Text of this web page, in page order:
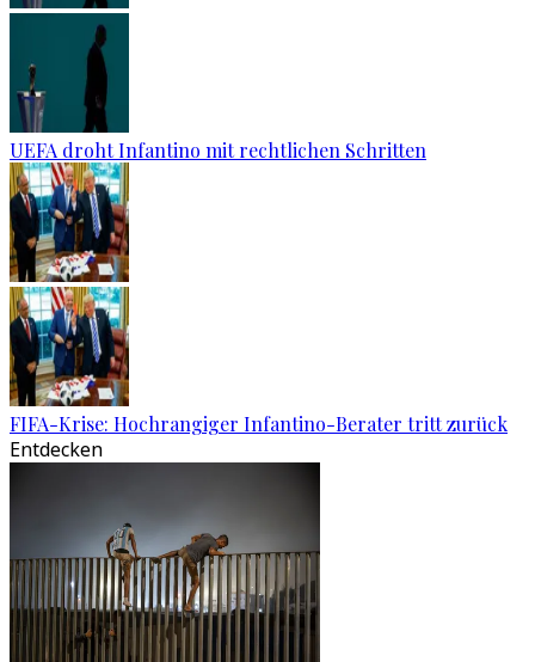
UEFA droht Infantino mit rechtlichen Schritten
FIFA-Krise: Hochrangiger Infantino-Berater tritt zurück
Entdecken